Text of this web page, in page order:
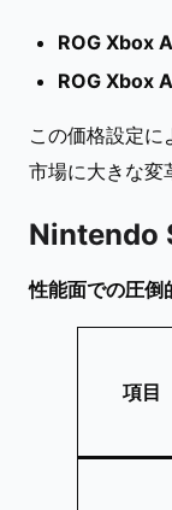
ROG Xbox
ROG Xbox
この価格設定に
市場に大きな変
Nintendo
性能面での圧倒
項目